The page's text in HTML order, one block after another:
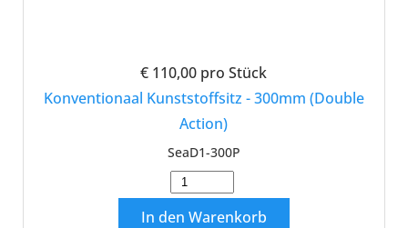
€ 110,00 pro Stück
Konventionaal Kunststoffsitz - 300mm (Double
Action)
SeaD1-300P
In den Warenkorb